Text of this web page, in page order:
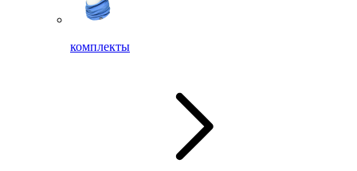
комплекты